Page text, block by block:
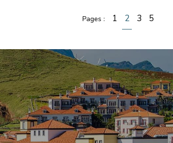
Pages : 1 2 3 5